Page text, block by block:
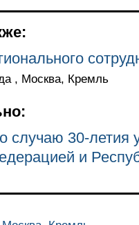
, Москва, Кремль
случаю 30-летия
и